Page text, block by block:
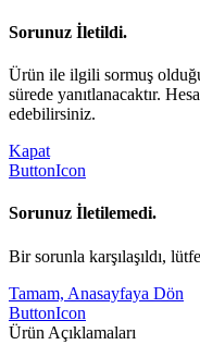
Sorunuz İletildi.
Ürün ile ilgili sormuş
sürede yanıtlanacaktır.
edebilirsiniz.
Kapat
ButtonIcon
Sorunuz İletilemedi.
Bir sorunla karşılaşıldı,
Tamam, Anasayfaya Dön
ButtonIcon
Ürün Açıklamaları